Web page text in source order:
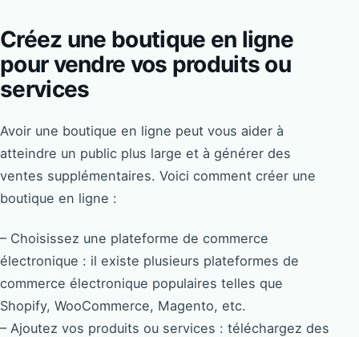
Créez une boutique en ligne
pour vendre vos produits ou
services
Avoir une boutique en ligne peut vous aider à
atteindre un public plus large et à générer des
ventes supplémentaires. Voici comment créer une
boutique en ligne :
– Choisissez une plateforme de commerce
électronique : il existe plusieurs plateformes de
commerce électronique populaires telles que
Shopify, WooCommerce, Magento, etc.
– Ajoutez vos produits ou services : téléchargez des